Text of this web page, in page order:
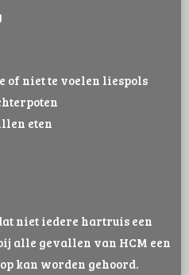
of niet te voelen liespols
eten
niet iedere hartruis een
alle gevallen van HCM een
kan worden gehoord.